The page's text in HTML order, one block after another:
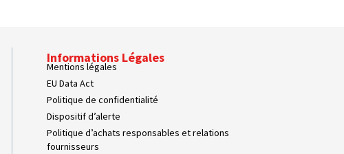
Informations Légales
Mentions légales
EU Data Act
Politique de confidentialité
Dispositif d’alerte
Politique d’achats responsables et relations
fournisseurs